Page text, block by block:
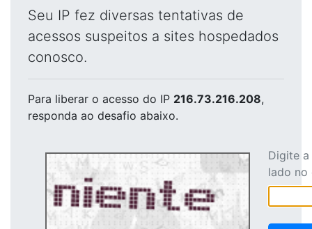
Seu IP fez diversas tentativas de
acessos suspeitos a sites hospedados
conosco.
Para liberar o acesso do IP 216.73.216.208,
responda ao desafio abaixo.
Digite
lado no